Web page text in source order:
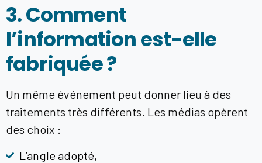
3. Comment
l’information est-elle
fabriquée ?
Un même événement peut donner lieu à des
traitements très différents. Les médias opèrent
des choix :
L’angle adopté,